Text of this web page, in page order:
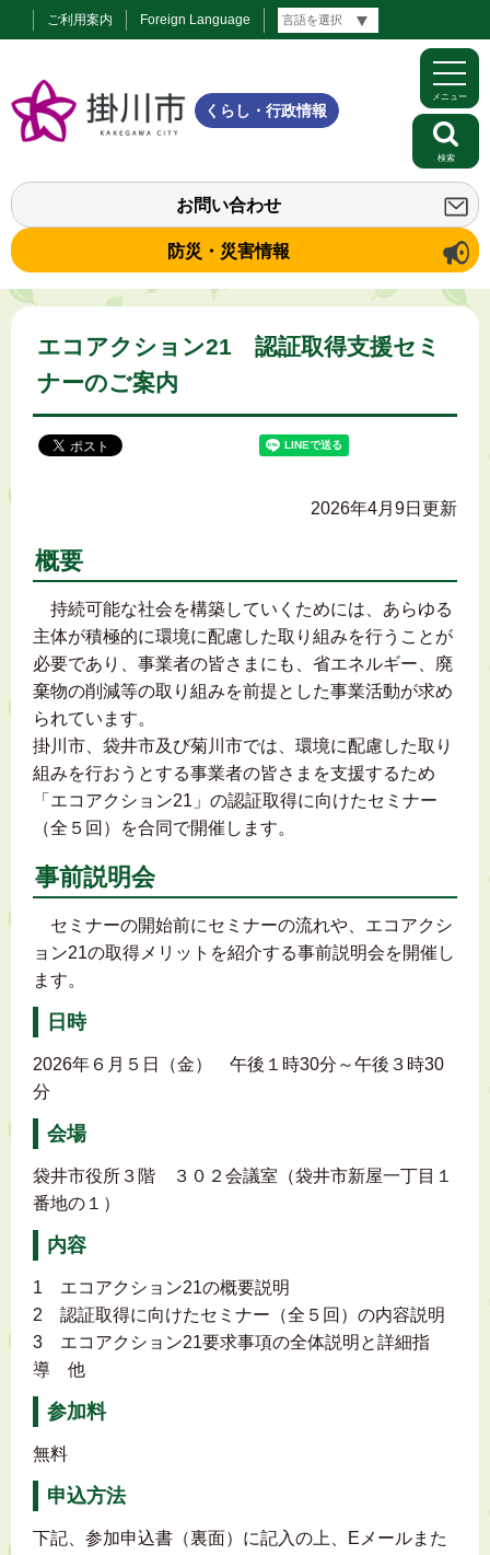
ご利用案内 Foreign Language
くらし・行政情報
お問い合わせ
防災・災害情報
メニュー
検索
エコアクション21 認証取得支援セミ
ナーのご案内
2026年4月9日更新
概要
持続可能な社会を構築していくためには、あらゆる
主体が積極的に環境に配慮した取り組みを行うことが
必要であり、事業者の皆さまにも、省エネルギー、廃
棄物の削減等の取り組みを前提とした事業活動が求め
られています。
掛川市、袋井市及び菊川市では、環境に配慮した取り
組みを行おうとする事業者の皆さまを支援するため
「エコアクション21」の認証取得に向けたセミナー
（全５回）を合同で開催します。
事前説明会
セミナーの開始前にセミナーの流れや、エコアクシ
ョン21の取得メリットを紹介する事前説明会を開催し
ます。
日時
2026年６月５日（金） 午後１時30分～午後３時30
分
会場
袋井市役所３階 ３０２会議室（袋井市新屋一丁目１
番地の１）
内容
1 エコアクション21の概要説明
2 認証取得に向けたセミナー（全５回）の内容説明
3 エコアクション21要求事項の全体説明と詳細指
導 他
参加料
無料
申込方法
下記、参加申込書（裏面）に記入の上、Eメールまた